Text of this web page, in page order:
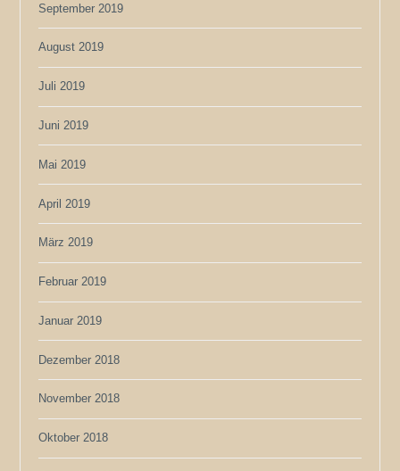
September 2019
August 2019
Juli 2019
Juni 2019
Mai 2019
April 2019
März 2019
Februar 2019
Januar 2019
Dezember 2018
November 2018
Oktober 2018